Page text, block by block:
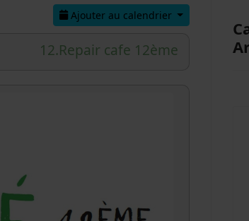
Ajouter au calendrier
12.Repair cafe 12ème